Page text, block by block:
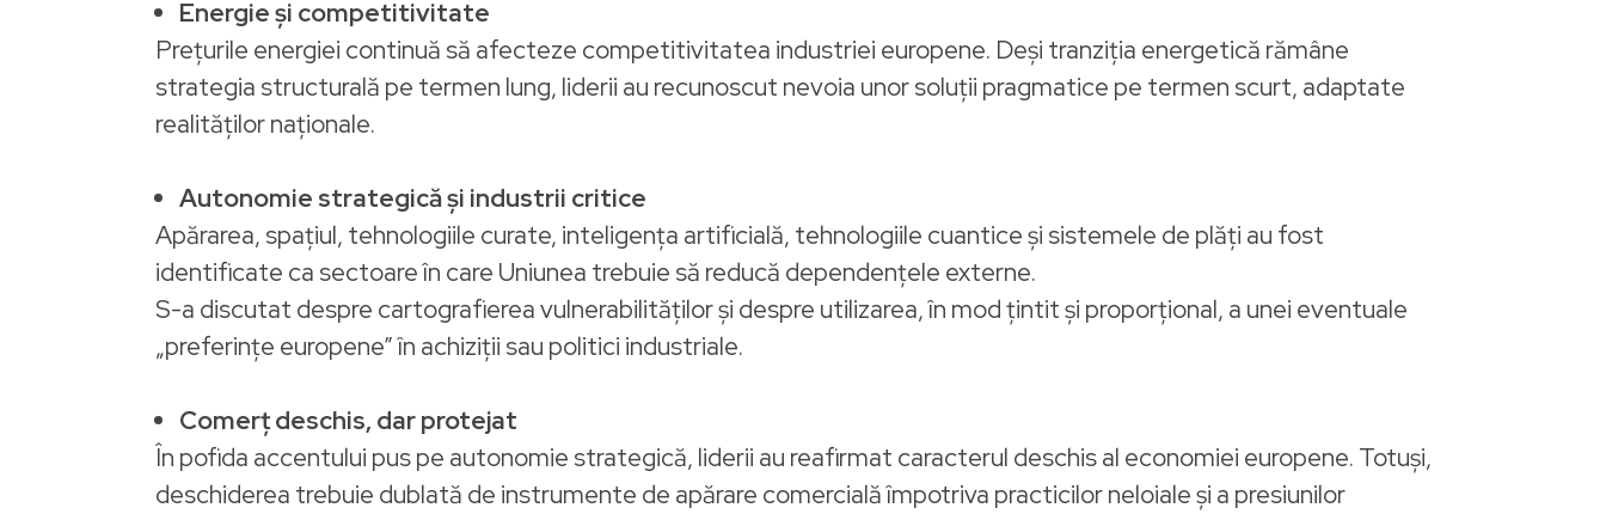
Energie și competitivitate
Prețurile energiei continuă să afecteze competitivitatea industriei europene. Deși tranziția energetică rămâne
strategia structurală pe termen lung, liderii au recunoscut nevoia unor soluții pragmatice pe termen scurt, adaptate
realităților naționale.
Autonomie strategică și industrii critice
Apărarea, spațiul, tehnologiile curate, inteligența artificială, tehnologiile cuantice și sistemele de plăți au fost
identificate ca sectoare în care Uniunea trebuie să reducă dependențele externe.
S-a discutat despre cartografierea vulnerabilităților și despre utilizarea, în mod țintit și proporțional, a unei eventuale
„preferințe europene” în achiziții sau politici industriale.
Comerț deschis, dar protejat
În pofida accentului pus pe autonomie strategică, liderii au reafirmat caracterul deschis al economiei europene. Totuși,
deschiderea trebuie dublată de instrumente de apărare comercială împotriva practicilor neloiale și a presiunilor